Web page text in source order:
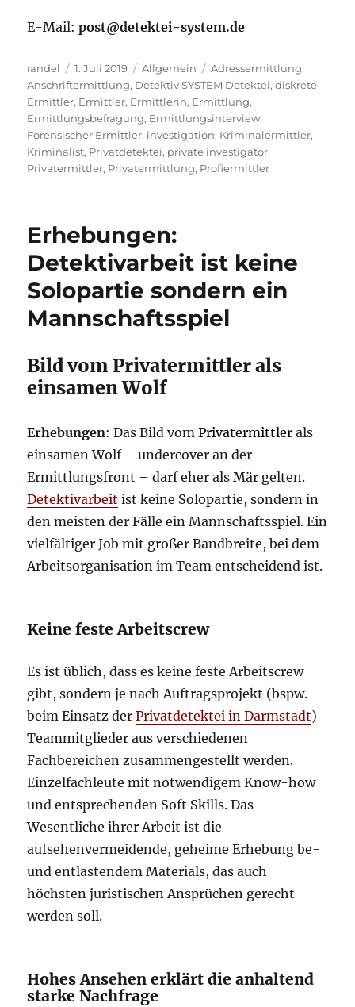
E-Mail:post@detektei-system.de
Autor
randel
Veröffentlicht
am
1. Juli 2019 Kategorien
Allgemein Schlagwörter
Adressermittlung,
Anschriftermittlung, Detektiv SYSTEM Detektei,diskrete
Ermittler, Ermittler, Ermittlerin, Ermittlung,
Ermittlungsbefragung, Ermittlungsinterview,
Forensischer Ermittler, investigation, Kriminalermittler,
Kriminalist, Privatdetektei, private investigator,
Privatermittler, Privatermittlung, Profiermittler
Erhebungen:
Detektivarbeit ist keine
Solopartie sondern ein
Mannschaftsspiel
Bild vom Privatermittler als
einsamen Wolf
Erhebungen: Das Bild vomPrivatermittler als
einsamen Wolf – undercover an der
Ermittlungsfront – darf eher als Mär gelten.
Detektivarbeit ist keine Solopartie, sondern in
den meisten der Fälle ein Mannschaftsspiel. Ein
vielfältiger Job mit großer Bandbreite, bei dem
Arbeitsorganisation im Team entscheidend ist.
Keine feste Arbeitscrew
Es ist üblich, dass es keine feste Arbeitscrew
gibt, sondern je nach Auftragsprojekt (bspw.
beim Einsatz derPrivatdetektei in Darmstadt)
Teammitglieder aus verschiedenen
Fachbereichen zusammengestellt werden.
Einzelfachleute mit notwendigem Know-how
und entsprechenden Soft Skills. Das
Wesentliche ihrer Arbeit ist die
aufsehenvermeidende, geheime Erhebung be-
und entlastendem Materials, das auch
höchsten juristischen Ansprüchen gerecht
werden soll.
Hohes Ansehen erklärt die anhaltend
starke Nachfrage